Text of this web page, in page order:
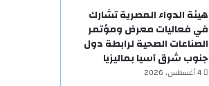
هيئة الدواء المصرية تشارك
في فعاليات معرض ومؤتمر
الصناعات الصحية لرابطة دول
جنوب شرق آسيا بماليزيا
4 أغسطس، 2026